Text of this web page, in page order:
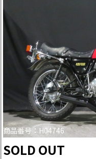
商品番号：H04746
SOLD OUT